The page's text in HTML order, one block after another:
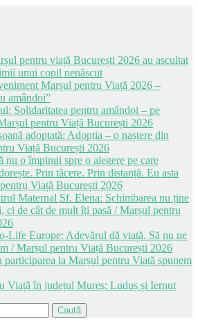
pentru viață București 2026 au ascultat
unui copil nenăscut
Marșul pentru Viață 2026 –
amândoi”
Solidaritatea pentru amândoi – pe
pentru Viață București 2026
adoptată: Adopția – o naștere din
Viață București 2026
nu o împingi spre o alegere pe care
Prin tăcere. Prin distanță. Eu asta
Viață București 2026
Maternal Sf. Elena: Schimbarea nu ține
ci de cât de mult îți pasă / Marșul pentru
Life Europe: Adevărul dă viață. Să nu ne
/ Marșul pentru Viață București 2026
la Marșul pentru Viață spunem
Viață în județul Mureș: Luduș și Iernut
Caută